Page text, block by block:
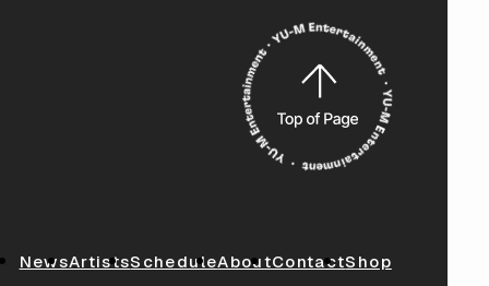
NewsArtistsScheduleAboutContactShop